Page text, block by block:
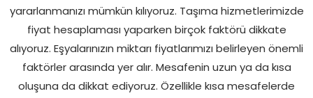
yararlanmanızı mümkün kılıyoruz. Taşıma hizmetlerimizde
fiyat hesaplaması yaparken birçok faktörü dikkate
alıyoruz. Eşyalarınızın miktarı fiyatlarımızı belirleyen önemli
faktörler arasında yer alır. Mesafenin uzun ya da kısa
oluşuna da dikkat ediyoruz. Özellikle kısa mesafelerde